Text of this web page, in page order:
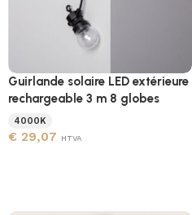
Guirlande solaire LED extérieure
rechargeable 3 m 8 globes
4000K
€ 29,07 HTVA